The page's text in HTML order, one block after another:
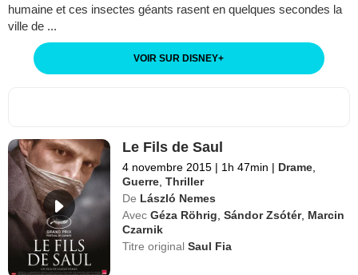
humaine et ces insectes géants rasent en quelques secondes la
ville de ...
VOIR SUR DISNEY+
Le Fils de Saul
4 novembre 2015 | 1h 47min | Drame
Guerre ,Thriller
De László Nemes
Avec Géza Röhrig ,Sándor Zsótér, Marcin
Czarnik
Titre originalSaul Fia